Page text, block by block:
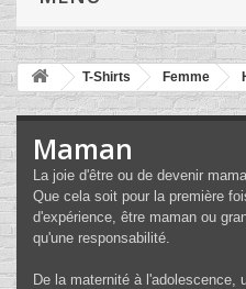
T-Shirts Femme
Maman
La joie d'être ou de devenir
Que cela soit pour la première
d'expérience, être maman ou
qu'une responsabilité.
De la maternité à l'adolescence,